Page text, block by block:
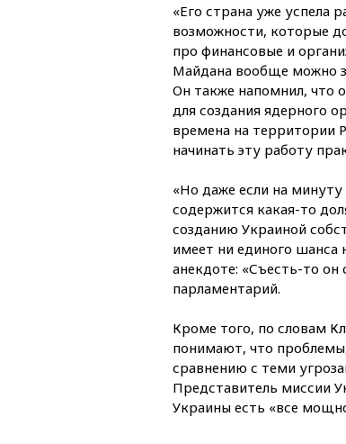
«Его страна уже успела
возможности, которые
про финансовые и
Майдана вообще можно
Он также напомнил, что
для создания ядерного
времена на территории
начинать эту работу
«Но даже если на минуту
содержится какая-то
созданию Украиной
имеет ни единого шанса
анекдоте: «Съесть-то
парламентарий.
Кроме того, по словам
понимают, что
сравнению с теми
Представитель миссии
Украины есть «все